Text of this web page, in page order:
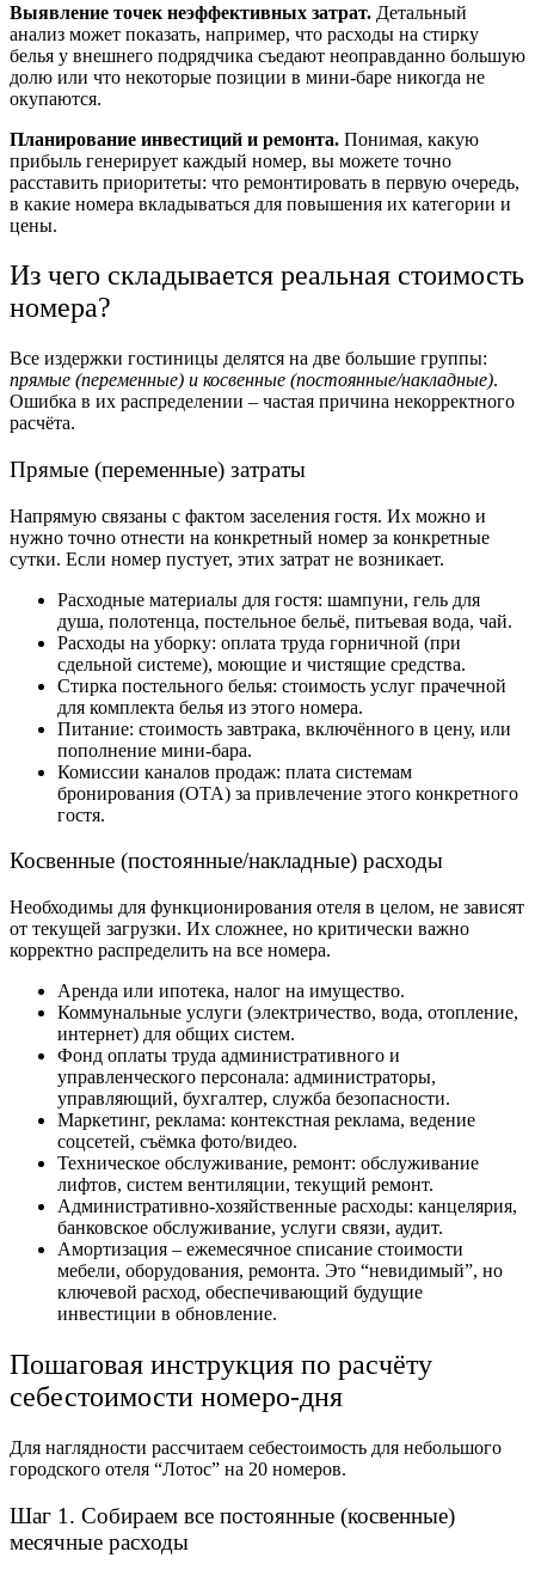
Выявление точек неэффективных затрат. Детальный
анализ может показать, например, что расходы на стирку
белья у внешнего подрядчика съедают неоправданно большую
долю или что некоторые позиции в мини-баре никогда не
окупаются.
Планирование инвестиций и ремонта. Понимая, какую
прибыль генерирует каждый номер, вы можете точно
расставить приоритеты: что ремонтировать в первую очередь,
в какие номера вкладываться для повышения их категории и
цены.
Из чего складывается реальная стоимость
номера?
Все издержки гостиницы делятся на две большие группы:
прямые (переменные) и косвенные (постоянные/накладные).
Ошибка в их распределении – частая причина некорректного
расчёта.
Прямые (переменные) затраты
Напрямую связаны с фактом заселения гостя. Их можно и
нужно точно отнести на конкретный номер за конкретные
сутки. Если номер пустует, этих затрат не возникает.
Расходные материалы для гостя: шампуни, гель для
душа, полотенца, постельное бельё, питьевая вода, чай.
Расходы на уборку: оплата труда горничной (при
сдельной системе), моющие и чистящие средства.
Стирка постельного белья: стоимость услуг прачечной
для комплекта белья из этого номера.
Питание: стоимость завтрака, включённого в цену, или
пополнение мини-бара.
Комиссии каналов продаж: плата системам
бронирования (OTA) за привлечение этого конкретного
гостя.
Косвенные (постоянные/накладные) расходы
Необходимы для функционирования отеля в целом, не зависят
от текущей загрузки. Их сложнее, но критически важно
корректно распределить на все номера.
Аренда или ипотека, налог на имущество.
Коммунальные услуги (электричество, вода, отопление,
интернет) для общих систем.
Фонд оплаты труда административного и
управленческого персонала: администраторы,
управляющий, бухгалтер, служба безопасности.
Маркетинг, реклама: контекстная реклама, ведение
соцсетей, съёмка фото/видео.
Техническое обслуживание, ремонт: обслуживание
лифтов, систем вентиляции, текущий ремонт.
Административно-хозяйственные расходы: канцелярия,
банковское обслуживание, услуги связи, аудит.
Амортизация – ежемесячное списание стоимости
мебели, оборудования, ремонта. Это “невидимый”, но
ключевой расход, обеспечивающий будущие
инвестиции в обновление.
Пошаговая инструкция по расчёту
себестоимости номеро-дня
Для наглядности рассчитаем себестоимость для небольшого
городского отеля “Лотос” на 20 номеров.
Шаг 1. Собираем все постоянные (косвенные)
месячные расходы